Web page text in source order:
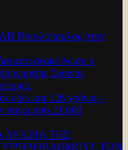
Βασιλόπουλος στην
ανακοίνωσε ο
Σχοινάς
εδώ και 126 χρόνια –
πάνω από 21.000
ΛΥΚΕΙΑ ΤΗΣ
ΥΨΗΛΟΒΑΘΜΟΥΣ ΤΩΝ